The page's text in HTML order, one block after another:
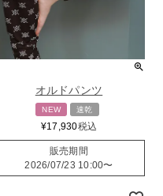
オルドパンツ
NEW 速乾
¥17,930税込
販売期間
2026/07/23 10:00〜